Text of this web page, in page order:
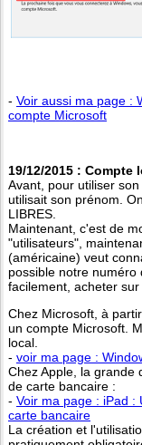
- Voir aussi ma page :
compte Microsoft
19/12/2015 :
Avant, pour utiliser
utilisait son prénom.
LIBRES.
Maintenant, c'est de
"utilisateurs",
(américaine) veut
possible notre numéro
facilement, acheter sur
Chez Microsoft, à
un compte Microsoft.
local.
- voir ma page :
Chez Apple, la grande
de carte bancaire :
- Voir ma page : iPad :
carte bancaire
La création et